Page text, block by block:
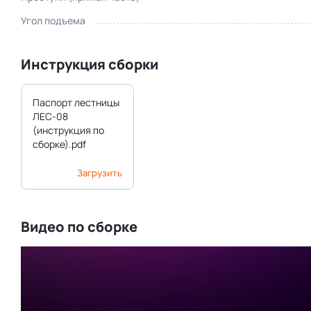
Угол подъема
Инструкция сборки
Паспорт лестницы
ЛЕС-08
(инструкция по
сборке).pdf
Загрузить
Видео по сборке